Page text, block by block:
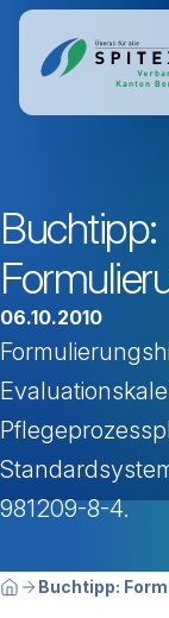
Buchtipp:
06.10.2010
981209-8-4.
Sie befinden sich
HomeBuchtipp: